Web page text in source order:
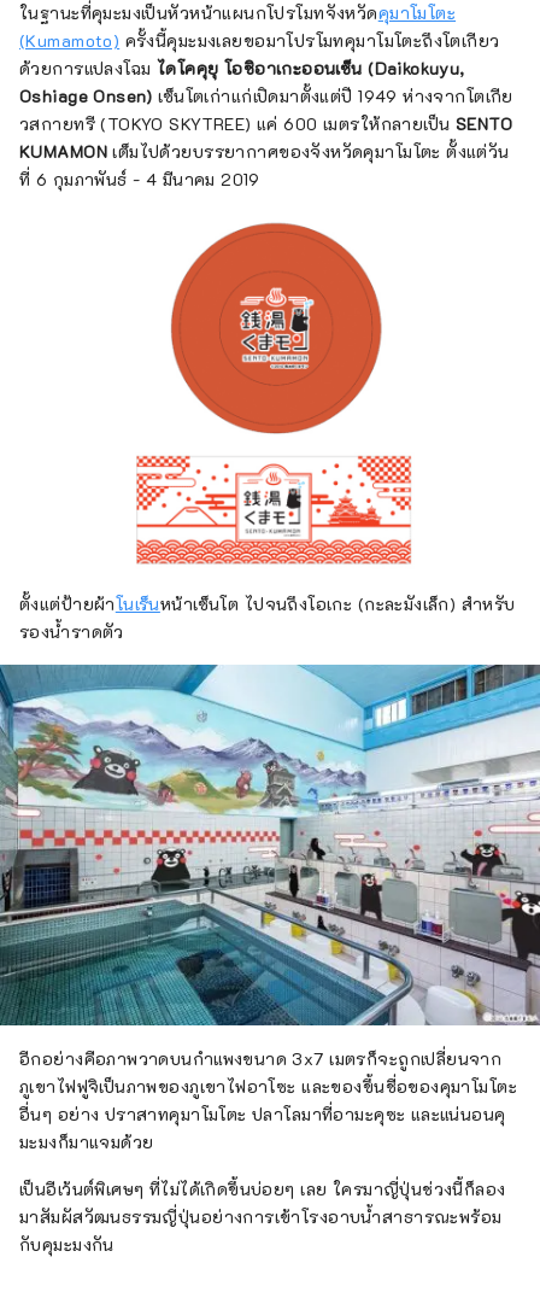
ในฐานะที่คุมะมงเป็นหัวหน้าแผนกโปรโมทจังหวัดคุมาโมโตะ
(Kumamoto) ครั้งนี้คุมะมงเลยขอมาโปรโมทคุมาโมโตะถึงโตเกียว
ด้วยการแปลงโฉม ไดโคคุยุ โอชิอาเกะออนเซ็น (Daikokuyu,
Oshiage Onsen) เซ็นโตเก่าแก่เปิดมาตั้งแต่ปี 1949 ห่างจากโตเกีย
วสกายทรี (TOKYO SKYTREE) แค่ 600 เมตรให้กลายเป็น SENTO
KUMAMONเต็มไปด้วยบรรยากาศของจังหวัดคุมาโมโตะ ตั้งแต่วัน
ที่ 6 กุมภาพันธ์ - 4 มีนาคม 2019
ตั้งแต่ป้ายผ้าโนเร็นหน้าเซ็นโต ไปจนถึงโอเกะ (กะละมังเล็ก) สำหรับ
รองน้ำราดตัว
อีกอย่างคือภาพวาดบนกำแพงขนาด 3x7 เมตรก็จะถูกเปลี่ยนจาก
ภูเขาไฟฟูจิเป็นภาพของภูเขาไฟอาโซะ และของขึ้นชื่อของคุมาโมโตะ
อื่นๆ อย่าง ปราสาทคุมาโมโตะ ปลาโลมาที่อามะคุซะ และแน่นอนคุ
มะมงก็มาแจมด้วย
เป็นอีเว้นต์พิเศษๆ ที่ไม่ได้เกิดขึ้นบ่อยๆ เลย ใครมาญี่ปุ่นช่วงนี้ก็ลอง
มาสัมผัสวัฒนธรรมญี่ปุ่นอย่างการเข้าโรงอาบน้ำสาธารณะพร้อม
กับคุมะมงกัน